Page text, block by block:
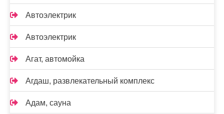
Автоэлектрик
Автоэлектрик
Агат, автомойка
Агдаш, развлекательный комплекс
Адам, сауна